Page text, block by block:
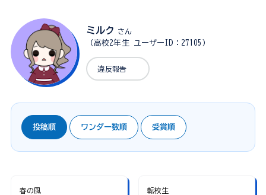
ミルク さん
（高校2年生 ユーザーID：27105）
違反報告
投稿順 ワンダー数順 受賞順
春の風 転校生